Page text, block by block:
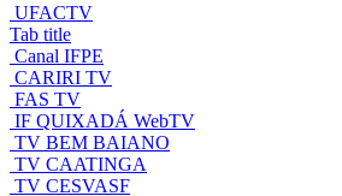
UFACTV
Tab title
Canal IFPE
CARIRI TV
FAS TV
IF QUIXADÁ WebTV
TV BEM BAIANO
TV CAATINGA
TV CESVASF